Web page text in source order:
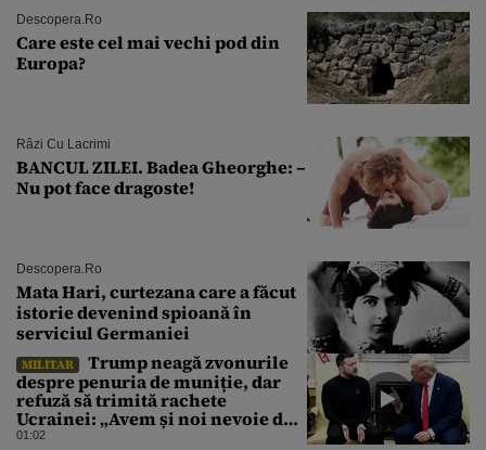
Descopera.ro
Care este cel mai vechi pod din
Europa?
Râzi Cu Lacrimi
BANCUL ZILEI. Badea Gheorghe: –
Nu pot face dragoste!
Descopera.ro
Mata Hari, curtezana care a făcut
istorie devenind spioană în
serviciul Germaniei
MILITAR
Trump neagă zvonurile
despre penuria de muniție, dar
refuză să trimită rachete
Ucrainei: „Avem și noi nevoie de
rachete”
01:02